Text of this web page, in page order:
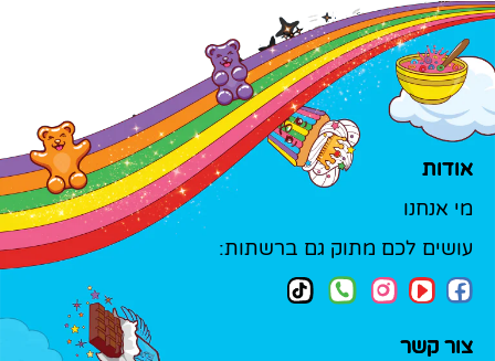
אודות
מי אנחנו
עושים לכם מתוק גם ברשתות:
צור קשר